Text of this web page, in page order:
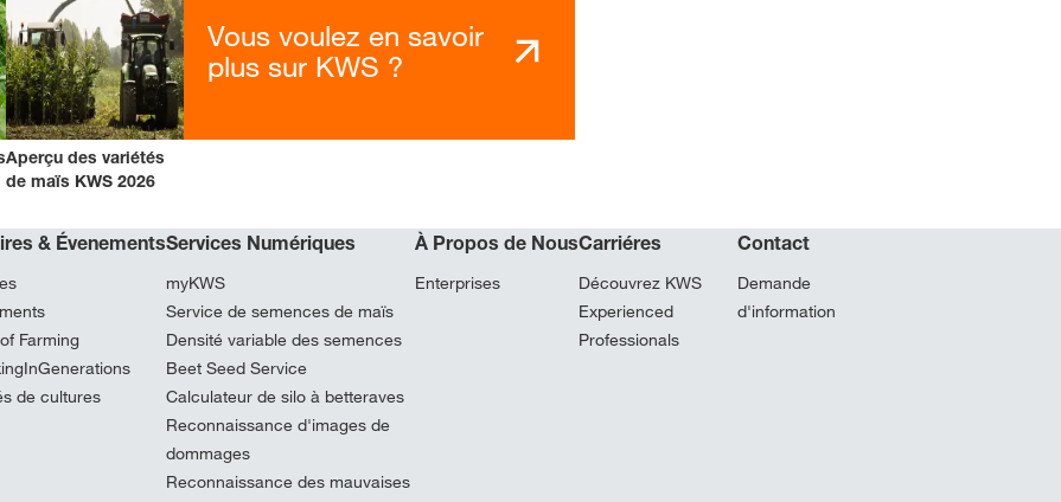
Aperçu des variétés
de maïs KWS 2026
Vous voulez en savoir
plus sur KWS ?
& Évenements
Farming
de cultures
Services Numériques
myKWS
Service de semences de maïs
Densité variable des semences
Beet Seed Service
Calculateur de silo à betteraves
Reconnaissance d'images de
dommages
Reconnaissance des mauvaises
À Propos de Nous
Enterprises
Carriéres
Découvrez KWS
Experienced
Professionals
Contact
Demande
d'information